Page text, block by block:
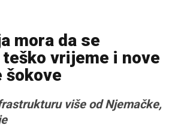
mora da se
vrijeme i nove
šokove
više od Njemačke,